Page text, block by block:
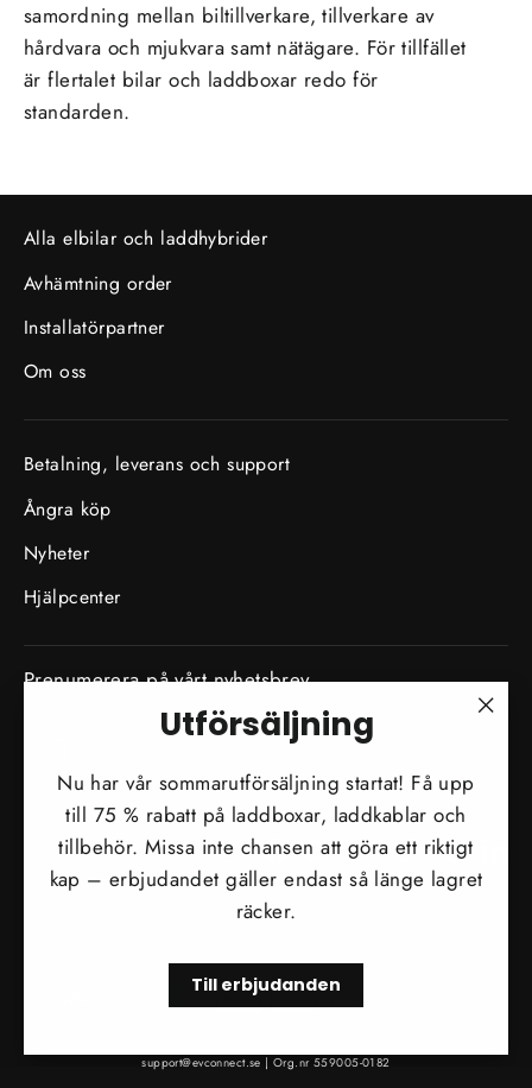
Utförsäljning
Nu har vår sommarutförsäljning startat! Få upp
till 75 % rabatt på laddboxar, laddkablar och
tillbehör. Missa inte chansen att göra ett riktigt
kap – erbjudandet gäller endast så länge lagret
räcker.
Till erbjudanden
samordning mellan biltillverkare, tillverkare av
hårdvara och mjukvara samt nätägare. För tillfället
är flertalet bilar och laddboxar redo för
standarden.
Alla elbilar och laddhybrider
Avhämtning order
Installatörpartner
Om oss
Betalning, leverans och support
Ångra köp
Nyheter
Hjälpcenter
Prenumerera på vårt nyhetsbrev
POSTADRESS
InstagramFacebook
YouTubeTwitterTikTokTumblr
ValutaÖsterrike (EUR €)
support@evconnect.se | Org.nr 559005-0182